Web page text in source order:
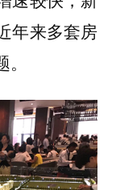
年来多套房